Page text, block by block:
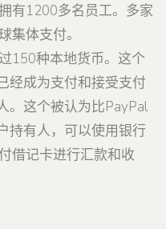
有1200多名员工。多家
集体支付。
150种本地货币。这个
经成为支付和接受支付
。这个被认为比PayPal
持有人，可以使用银行
借记卡进行汇款和收